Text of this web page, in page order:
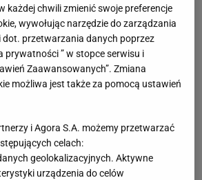
każdej chwili zmienić swoje preferencje
wywołując narzędzie do zarządzania
przetwarzania danych poprzez
prywatności ” w stopce serwisu i
Zaawansowanych”. Zmiana
możliwa jest także za pomocą ustawień
i Agora S.A. możemy przetwarzać
celach:
geolokalizacyjnych. Aktywne
urządzenia do celów